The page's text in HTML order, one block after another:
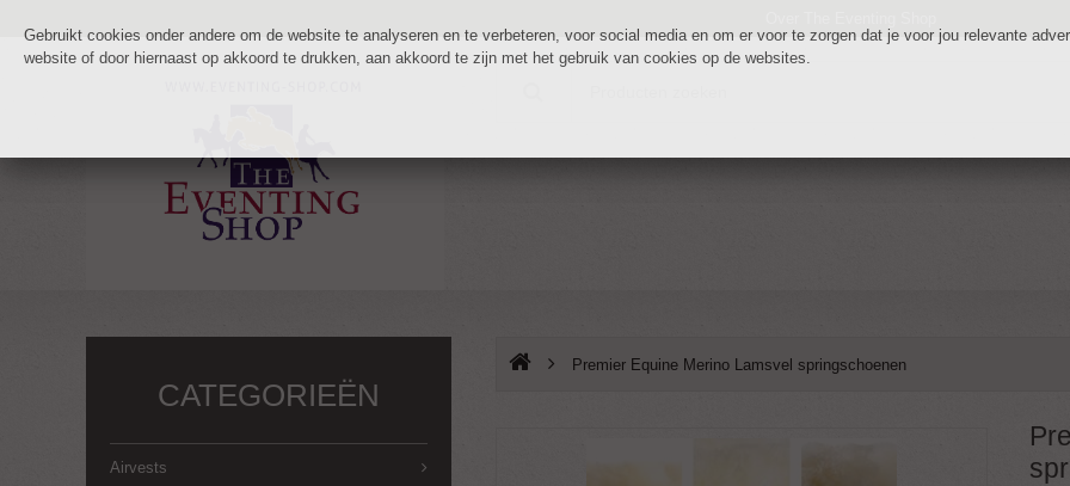
CATEGORIEËN
Airvests
Premier Equine Merino Lamsvel springschoenen
Gebruikt cookies onder andere om de website te analyseren en te verbeteren, voor social media en om er voor te zorgen dat je voor jou relevante
website of door hiernaast op akkoord te drukken, aan akkoord te zijn met het gebruik van cookies op de websites.